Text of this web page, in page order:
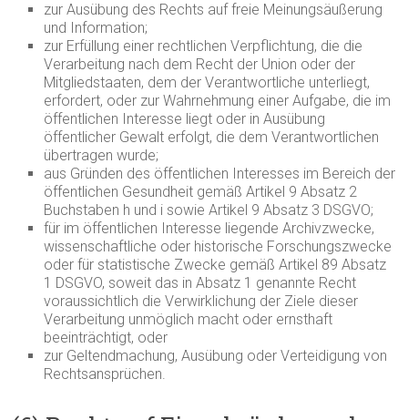
zur Ausübung des Rechts auf freie Meinungsäußerung
und Information;
zur Erfüllung einer rechtlichen Verpflichtung, die die
Verarbeitung nach dem Recht der Union oder der
Mitgliedstaaten, dem der Verantwortliche unterliegt,
erfordert, oder zur Wahrnehmung einer Aufgabe, die im
öffentlichen Interesse liegt oder in Ausübung
öffentlicher Gewalt erfolgt, die dem Verantwortlichen
übertragen wurde;
aus Gründen des öffentlichen Interesses im Bereich der
öffentlichen Gesundheit gemäß Artikel 9 Absatz 2
Buchstaben h und i sowie Artikel 9 Absatz 3 DSGVO;
für im öffentlichen Interesse liegende Archivzwecke,
wissenschaftliche oder historische Forschungszwecke
oder für statistische Zwecke gemäß Artikel 89 Absatz
1 DSGVO, soweit das in Absatz 1 genannte Recht
voraussichtlich die Verwirklichung der Ziele dieser
Verarbeitung unmöglich macht oder ernsthaft
beeinträchtigt, oder
zur Geltendmachung, Ausübung oder Verteidigung von
Rechtsansprüchen.